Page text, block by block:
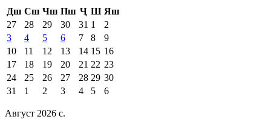
Дш Сш Чш Пш Ҷ Ш Яш
27
28 29 30 31 1
2
3
4 5 6 7 8
9
10
11 12 13 14 15 16
17
18 19 20 21 22 23
24
25 26 27 28 29 30
31
1 2 3 4 5 6
Август 2026 c.